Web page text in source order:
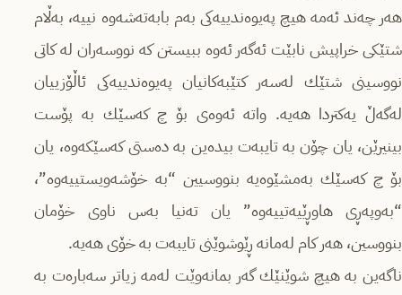
هه‌ر چه‌ند ئه‌مه هیچ په‌یوه‌ندییه‌كی به‌م بابه‌ته‌شه‌وه‌ نییه، به‌ڵام
شتێكی خراپیش نابێت ئه‌گه‌ر ئه‌وه‌ ببیستن كه‌ نووسه‌ران له‌ كاتی
نووسینی شتێك له‌سه‌ر كتێبه‌كانیان په‌یوه‌ندییه‌كی ئاڵۆزییان
له‌گه‌ڵ یه‌كتردا هه‌یه‌. واته‌ ئه‌وه‌ی‌ بۆ چ كه‌سێك به‌ پۆست
بینیرێن، یان چۆن به‌ تایبه‌ت بیده‌ین به‌ ده‌ستی كه‌سێكه‌وه‌، یان
بۆ چ كه‌سێك به‌مشێوه‌یه‌ بنووسیین “به‌ خۆشه‌ویستییه‌وه‌”،
“به‌وپه‌ڕی هاوڕێیه‌تییه‌وه‌” یان ته‌نیا به‌س ناوی خۆمان
بنووسین، هه‌ر كام له‌مانه‌ ڕێوشوێنی تایبه‌ت به‌ خۆی هه‌یه‌.
ناگه‌ین به‌ هیچ شوێنێك گه‌ر بمانه‌وێت له‌مه‌ زیاتر سه‌باره‌ت به‌